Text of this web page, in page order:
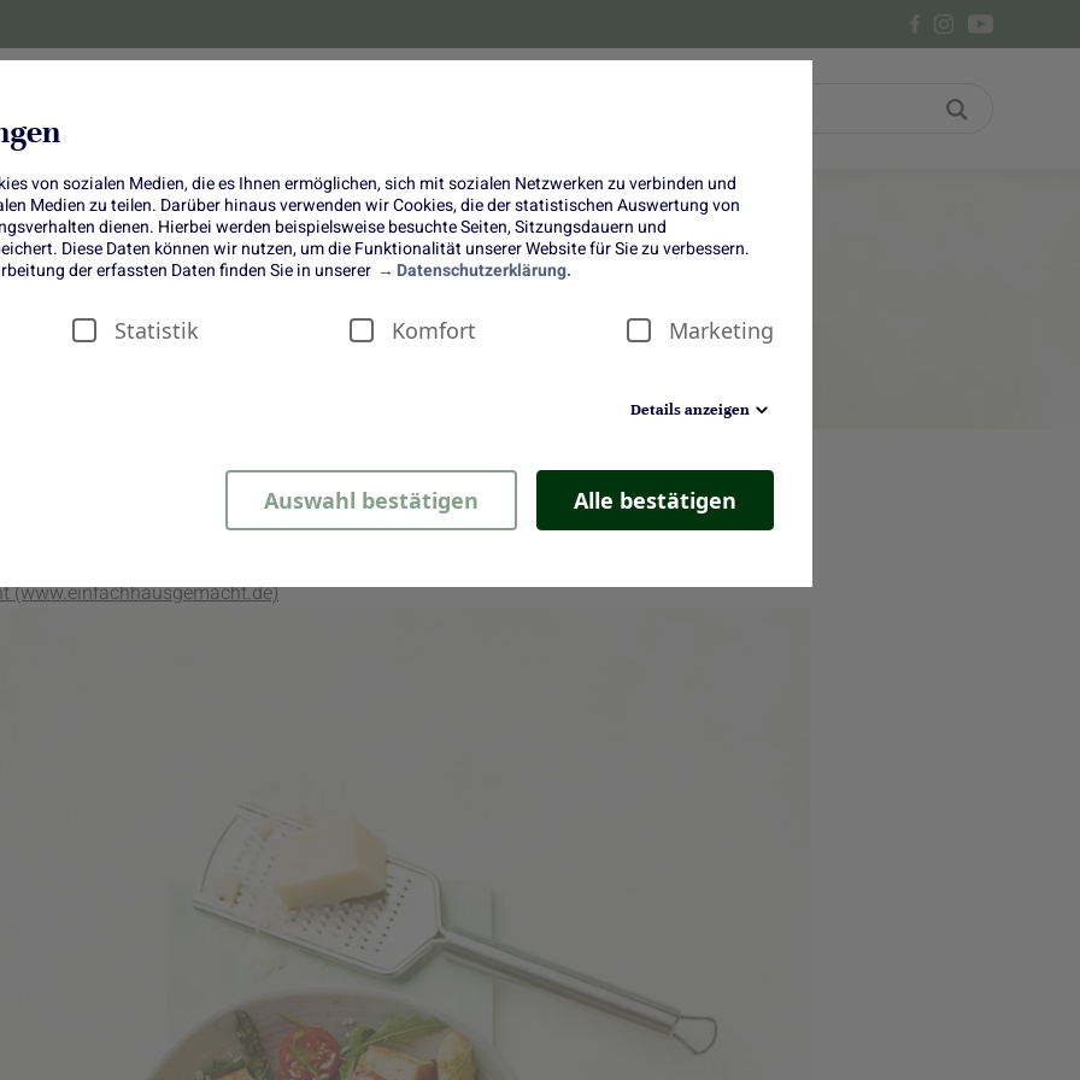
von sozialen Medien, die es Ihnen ermöglichen, sich mit sozialen Netzwerken zu verbinden und
Medien zu teilen. Darüber hinaus verwenden wir Cookies, die der statistischen Auswertung von
dienen. Hierbei werden beispielsweise besuchte Seiten, Sitzungsdauern und
Diese Daten können wir nutzen, um die Funktionalität unserer Website für Sie zu verbessern.
der erfassten Daten finden Sie in unserer
Datenschutzerklärung.
Statistik Komfort Marketing
Details anzeigen
Auswahl bestätigen Alle bestätigen
Bunter Brotsalat mit Spargel und
Erdbeeren
(www.einfachhausgemacht.de)